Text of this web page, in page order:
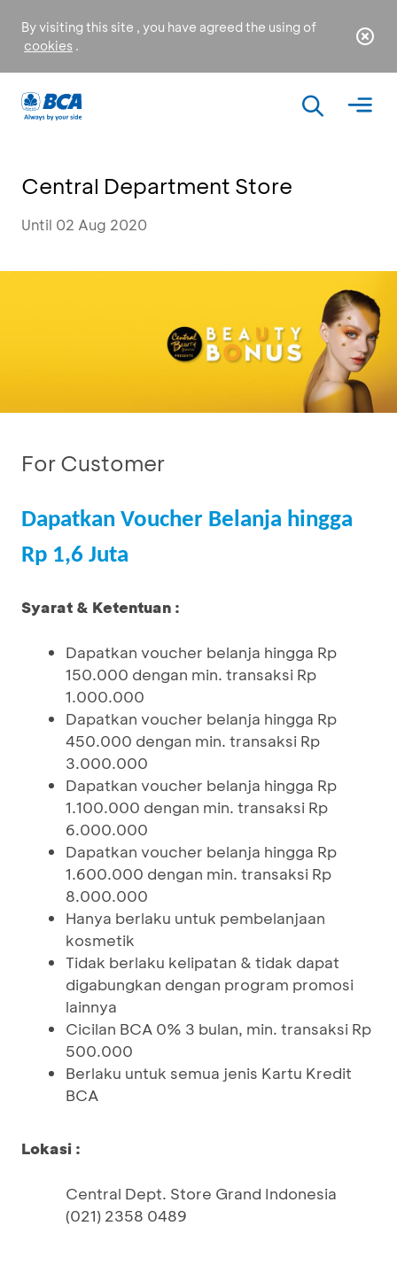
By visiting this site , you have agreed the using of
cookies .
Central Department Store
Until 02 Aug 2020
For Customer
Dapatkan Voucher Belanja hingga
Rp 1,6 Juta
Syarat & Ketentuan :
Dapatkan voucher belanja hingga Rp
150.000 dengan min. transaksi Rp
1.000.000
Dapatkan voucher belanja hingga Rp
450.000 dengan min. transaksi Rp
3.000.000
Dapatkan voucher belanja hingga Rp
1.100.000 dengan min. transaksi Rp
6.000.000
Dapatkan voucher belanja hingga Rp
1.600.000 dengan min. transaksi Rp
8.000.000
Hanya berlaku untuk pembelanjaan
kosmetik
Tidak berlaku kelipatan & tidak dapat
digabungkan dengan program promosi
lainnya
Cicilan BCA 0% 3 bulan, min. transaksi Rp
500.000
Berlaku untuk semua jenis Kartu Kredit
BCA
Lokasi :
Central Dept. Store Grand Indonesia
(021) 2358 0489